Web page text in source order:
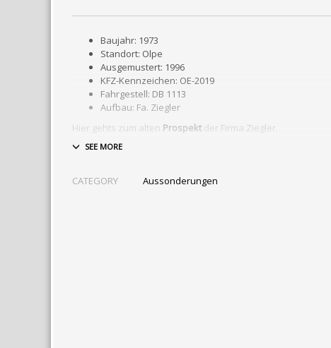
Baujahr: 1973
Standort: Olpe
Ausgemustert: 1996
KFZ-Kennzeichen: OE-2019
Fahrgestell: DB 1113
Aufbau: Fa. Ziegler
Hier gehts zum alten Prospekt der Firma Ziegler.
CATEGORY Aussonderungen